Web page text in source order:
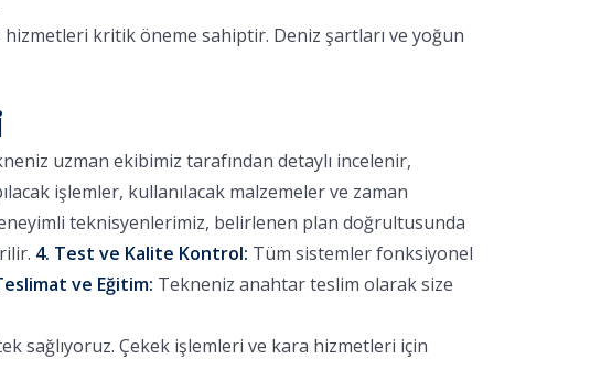
kritik öneme sahiptir. Deniz şartları ve yoğun
uzman ekibimiz tarafından detaylı incelenir,
işlemler, kullanılacak malzemeler ve zaman
teknisyenlerimiz, belirlenen plan doğrultusunda
4. Test ve Kalite Kontrol: Tüm sistemler fonksiyonel
ve Eğitim: Tekneniz anahtar teslim olarak size
sağlıyoruz. Çekek işlemleri ve kara hizmetleri için